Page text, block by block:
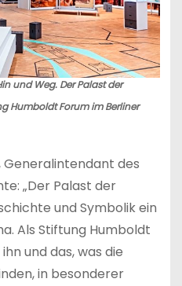
und Weg. Der Palast der
Humboldt Forum im Berliner
des
„Der Palast der
und Symbolik ein
Als Stiftung Humboldt
und das, was die
in besonderer